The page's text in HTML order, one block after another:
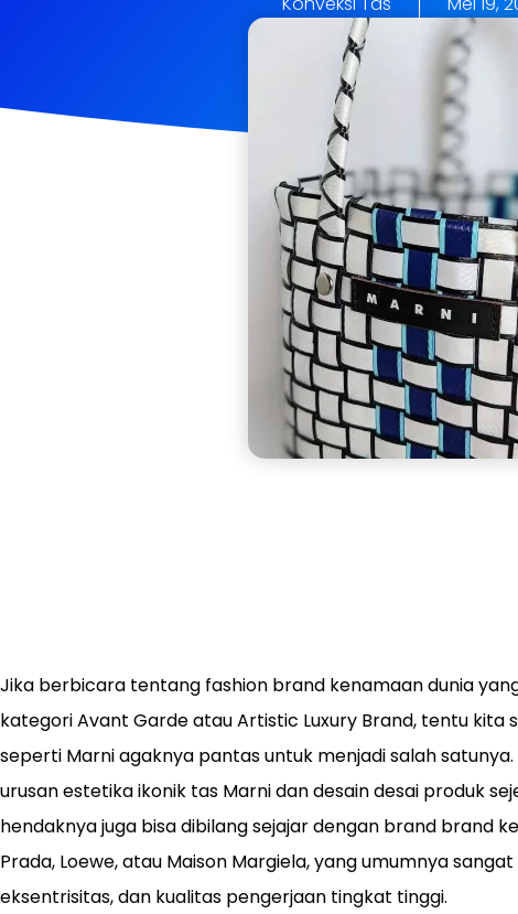
Jika berbicara tentang fashion brand kenamaan dunia
kategori Avant Garde atau Artistic Luxury Brand, tentu kita
seperti Marni agaknya pantas untuk menjadi salah
urusan estetika ikonik tas Marni dan desain desai produk
hendaknya juga bisa dibilang sejajar dengan brand brand
Prada, Loewe, atau Maison Margiela, yang umumnya
eksentrisitas, dan kualitas pengerjaan tingkat tinggi.